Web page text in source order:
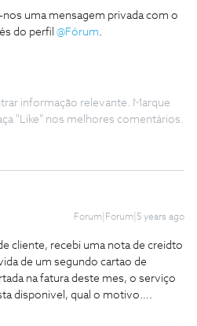
uma mensagem privada com o
do perfil @Fórum.
informação relevante. Marque
"Like" nos melhores comentários.
Forum|Forum|5 years ago
cliente, recebi uma nota de creidto
de um segundo cartao de
na fatura deste mes, o serviço
disponivel, qual o motivo….